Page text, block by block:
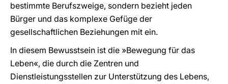
bestimmte Berufszweige, sondern bezieht jeden
Bürger und das komplexe Gefüge der
gesellschaftlichen Beziehungen mit ein.
In diesem Bewusstsein ist die »Bewegung für das
Leben«, die durch die Zentren und
Dienstleistungsstellen zur Unterstützung des Lebens,